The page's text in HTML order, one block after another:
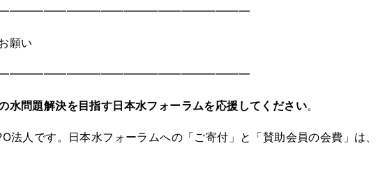
願い
水問題解決を目指す日本水フォーラムを応援してください。
法人です。日本水フォーラムへの「ご寄付」と「賛助会員の会費」は、